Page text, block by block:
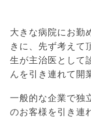
大きな病院にお勤
きに、先ず考えて
生が主治医として
んを引き連れて開
一般的な企業で独
のお客様を引き連